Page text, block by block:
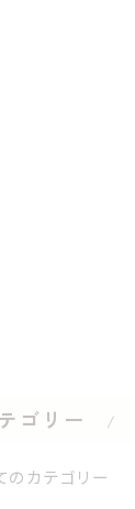
ゴリー
のカテゴリー